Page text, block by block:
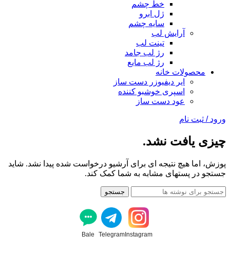
خط چشم
ژل ابرو
سایه چشم
آرایش لب
تینت لب
رژ لب جامد
رژ لب مایع
محصولات خانه
ایر دیفیوزر دست ساز
اسپری خوشبو کننده
عود دست ساز
ورود / ثبت نام
چیزی یافت نشد.
پوزش، اما هیچ نتیجه ای برای آرشیو درخواست شده پیدا نشد. شاید
جستجو در پستهای مشابه به شما کمک کند.
جستجو
Instagram
Telegram
Bale